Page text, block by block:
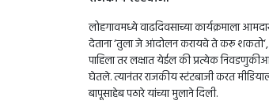
लोहगावमध्ये वाढदिवसाच्या कार्यक्रमाला
देताना‘तुला जे आंदोलन करायचे ते करू शकतो‘,
पाहिला तर लक्षात येईल की प्रत्येक
घेतले. त्यानंतर राजकीय स्टंटबाजी करत
बापूसाहेब पठारे यांच्या मुलाने दिली.